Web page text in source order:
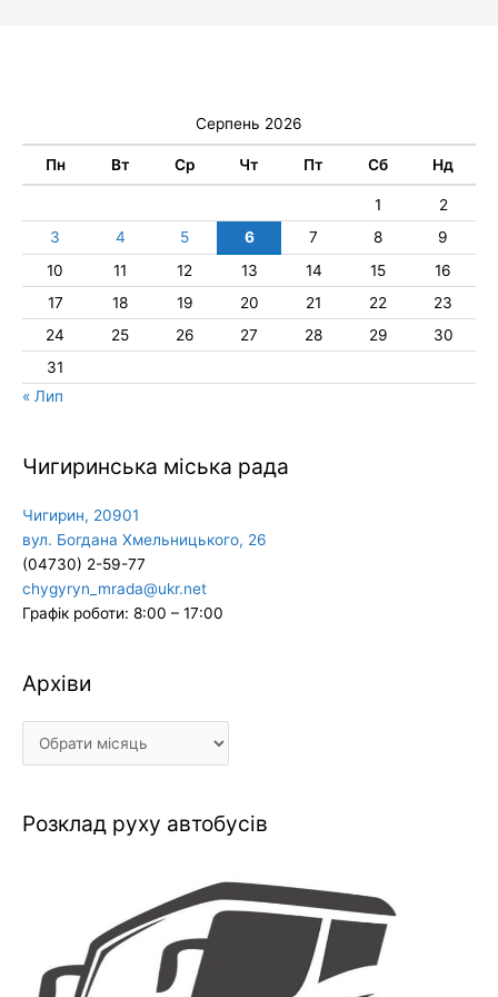
Серпень 2026
Пн Вт Ср Чт Пт Сб Нд
1
2
3
4 5 6 7 8
9
10
11 12 13 14 15
16
17
18 19 20 21 22
23
24
25 26 27 28 29
30
31
« Лип
Чигиринська міська рада
Чигирин, 20901
вул. Богдана Хмельницького, 26
(04730) 2-59-77
chygyryn_mrada@ukr.net
Графік роботи: 8:00 – 17:00
Архіви
Архіви
Розклад руху автобусів